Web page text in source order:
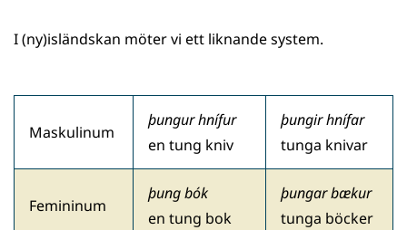
I (ny)isländskan möter vi ett liknande system.
Maskulinum
þungur hnífur
en tung kniv
þungir hnífar
tunga knivar
Femininum
þung bók
en tung bok
þungar bækur
tunga böcker